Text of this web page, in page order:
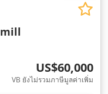
US$60,000
VB ยังไม่รวมภาษีมูลค่าเพิ่ม